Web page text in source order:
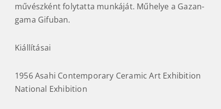
művészként folytatta munkáját. Műhelye a Gazan-
gama Gifuban.
Kiállításai
1956 Asahi Contemporary Ceramic Art Exhibition
National Exhibition